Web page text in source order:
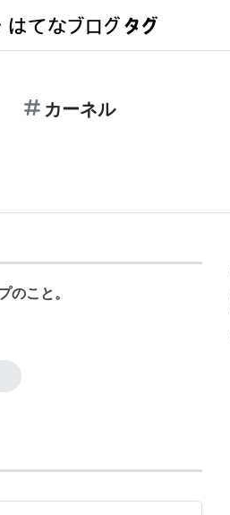
カーネル
こと。